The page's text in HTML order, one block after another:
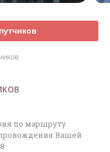
по маршруту
Вашей